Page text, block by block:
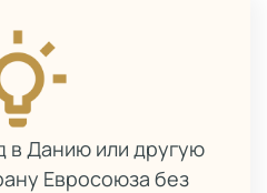
в Данию или другую
Евросоюза без